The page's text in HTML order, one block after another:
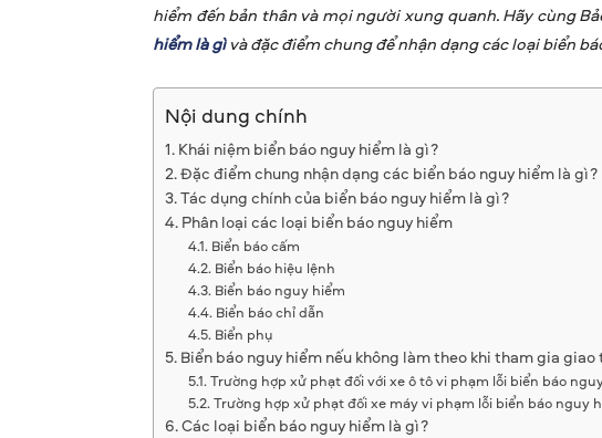
hiểm đến bản thân và mọi người xung quanh. Hãy cùng
hiểm là gìvà đặc điểm chung để nhận dạng các loại biển
Nội dung chính
Khái niệm biển báo nguy hiểm là gì?
Đặc điểm chung nhận dạng các biển báo nguy hiểm là gì?
Tác dụng chính của biển báo nguy hiểm là gì?
Phân loại các loại biển báo nguy hiểm
Biển báo cấm
Biển báo hiệu lệnh
Biển báo nguy hiểm
Biển báo chỉ dẫn
Biển phụ
Biển báo nguy hiểm nếu không làm theo khi tham gia
Trường hợp xử phạt đối với xe ô tô vi phạm lỗi biển báo
Trường hợp xử phạt đối xe máy vi phạm lỗi biển báo nguy
Các loại biển báo nguy hiểm là gì?